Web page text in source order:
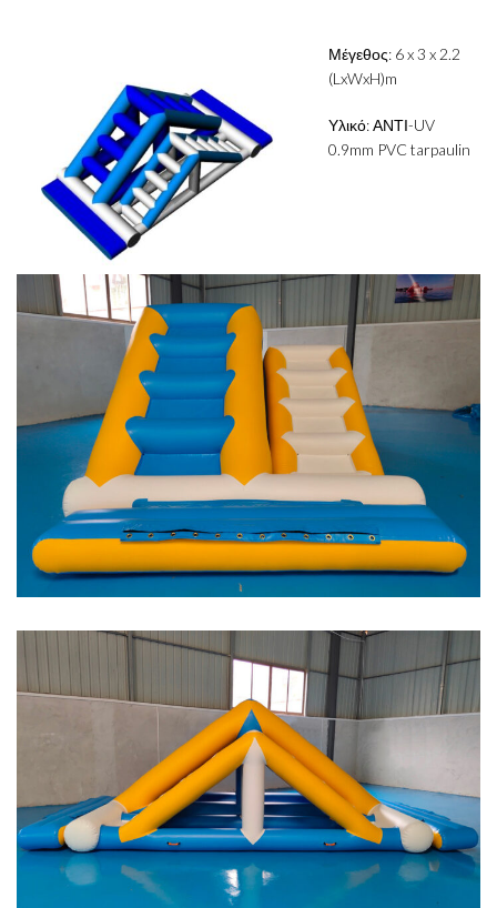
Μέγεθος: 6 x 3 x 2.2
(LxWxH)m
Υλικό: ΑΝΤΙ-UV
0.9mm PVC tarpaulin